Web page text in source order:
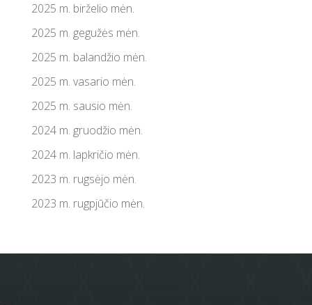
2025 m. birželio mėn.
2025 m. gegužės mėn.
2025 m. balandžio mėn.
2025 m. vasario mėn.
2025 m. sausio mėn.
2024 m. gruodžio mėn.
2024 m. lapkričio mėn.
2023 m. rugsėjo mėn.
2023 m. rugpjūčio mėn.